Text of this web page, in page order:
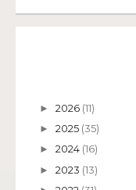
► 2026 (11)
► 2025 (35)
► 2024 (16)
► 2023 (13)